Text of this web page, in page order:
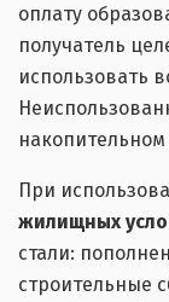
оплату
получатель
использовать
При
жилищных
стали:
строительные